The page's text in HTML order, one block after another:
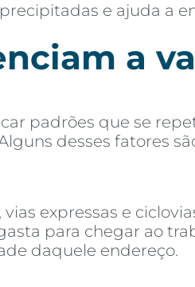
e ajuda a
a
padrões que se
desses fatores
expressas e
para chegar ao
daquele endereço.